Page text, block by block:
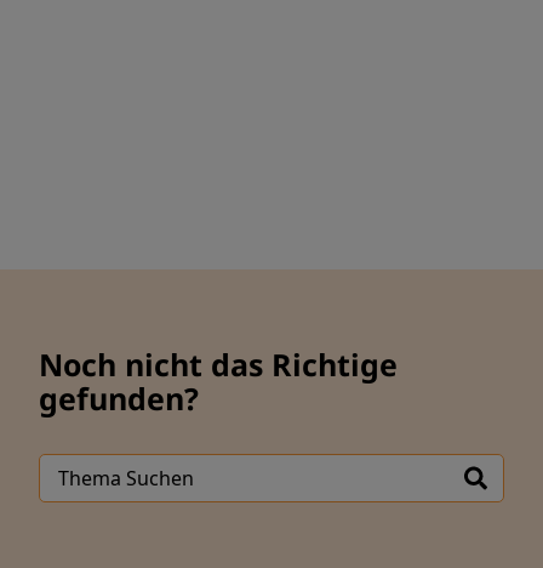
Noch nicht das Richtige
gefunden?